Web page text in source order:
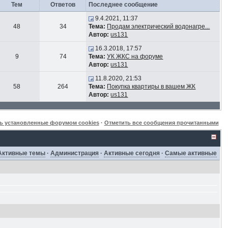
Тем Ответов Последнее сообщение
48 34
9.4.2021, 11:37
Тема: Продам электрический водонагре...
Автор: us131
9 74
16.3.2018, 17:57
Тема: УК ЖКС на форуме
Автор: us131
58 264
11.8.2020, 21:53
Тема: Покупка квартиры в вашем ЖК
Автор: us131
установленные форумом cookies· Отметить все сообщения прочитанными
темы ·Администрация ·Активные сегодня ·Самые активные